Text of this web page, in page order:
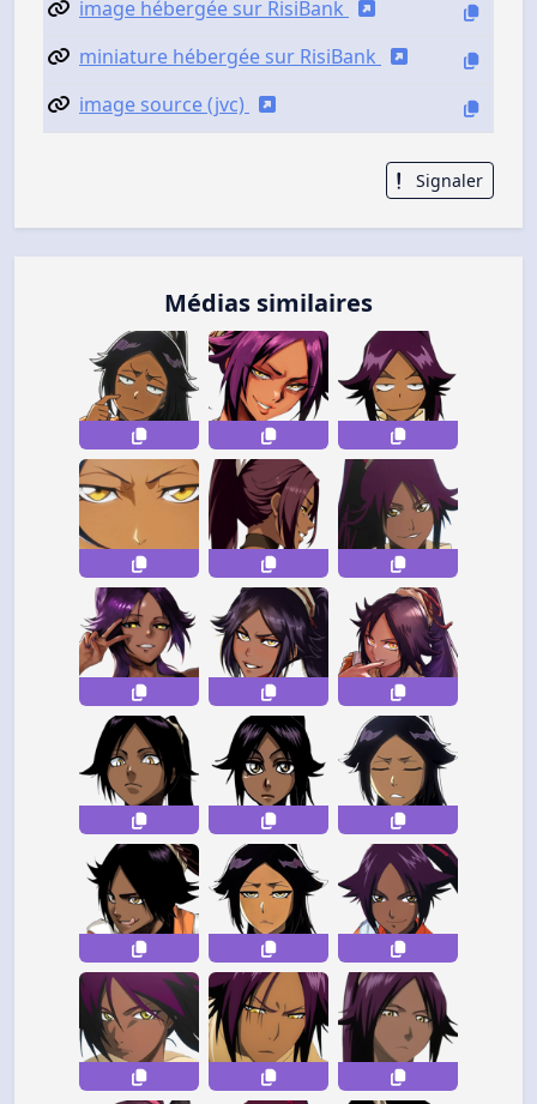
image hébergée sur RisiBank
miniature hébergée sur RisiBank
image source (jvc)
Signaler
Médias similaires